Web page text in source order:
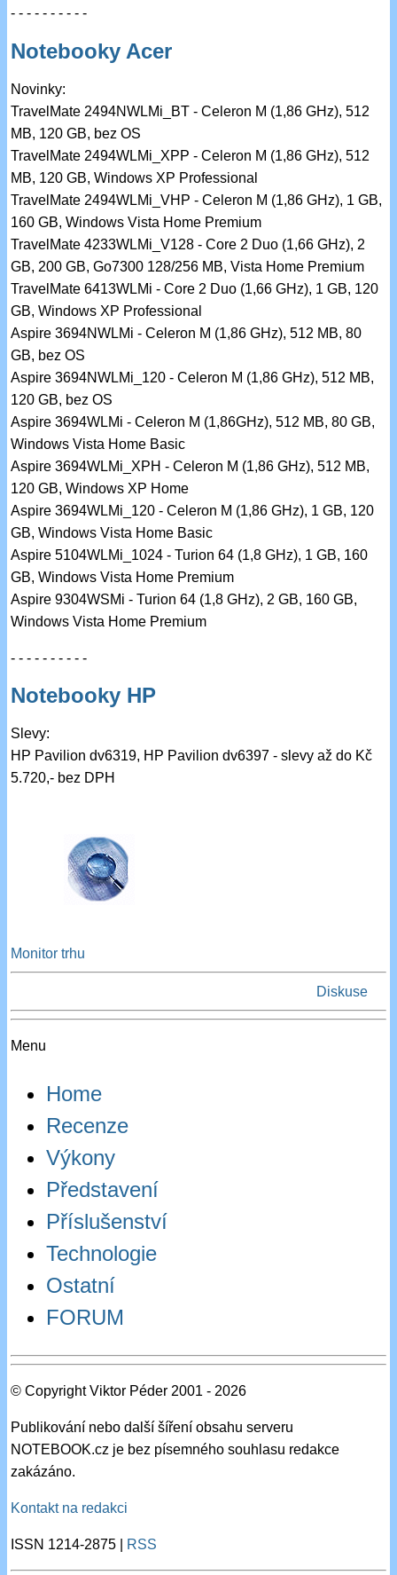
- - - - - - - - - -
Notebooky Acer
Novinky:
TravelMate 2494NWLMi_BT - Celeron M (1,86 GHz), 512
MB, 120 GB, bez OS
TravelMate 2494WLMi_XPP - Celeron M (1,86 GHz), 512
MB, 120 GB, Windows XP Professional
TravelMate 2494WLMi_VHP - Celeron M (1,86 GHz), 1 GB,
160 GB, Windows Vista Home Premium
TravelMate 4233WLMi_V128 - Core 2 Duo (1,66 GHz), 2
GB, 200 GB, Go7300 128/256 MB, Vista Home Premium
TravelMate 6413WLMi - Core 2 Duo (1,66 GHz), 1 GB, 120
GB, Windows XP Professional
Aspire 3694NWLMi - Celeron M (1,86 GHz), 512 MB, 80
GB, bez OS
Aspire 3694NWLMi_120 - Celeron M (1,86 GHz), 512 MB,
120 GB, bez OS
Aspire 3694WLMi - Celeron M (1,86GHz), 512 MB, 80 GB,
Windows Vista Home Basic
Aspire 3694WLMi_XPH - Celeron M (1,86 GHz), 512 MB,
120 GB, Windows XP Home
Aspire 3694WLMi_120 - Celeron M (1,86 GHz), 1 GB, 120
GB, Windows Vista Home Basic
Aspire 5104WLMi_1024 - Turion 64 (1,8 GHz), 1 GB, 160
GB, Windows Vista Home Premium
Aspire 9304WSMi - Turion 64 (1,8 GHz), 2 GB, 160 GB,
Windows Vista Home Premium
- - - - - - - - - -
Notebooky HP
Slevy:
HP Pavilion dv6319, HP Pavilion dv6397 - slevy až do Kč
5.720,- bez DPH
Monitor trhu
Diskuse
Menu
Home
Recenze
Výkony
Představení
Příslušenství
Technologie
Ostatní
FORUM
© Copyright Viktor Péder 2001 - 2026
Publikování nebo další šíření obsahu serveru
NOTEBOOK.cz je bez písemného souhlasu redakce
zakázáno.
Kontakt na redakci
ISSN 1214-2875 | RSS